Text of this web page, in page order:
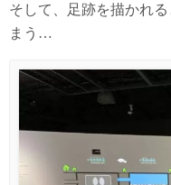
そして、足跡を描かれ
まう…